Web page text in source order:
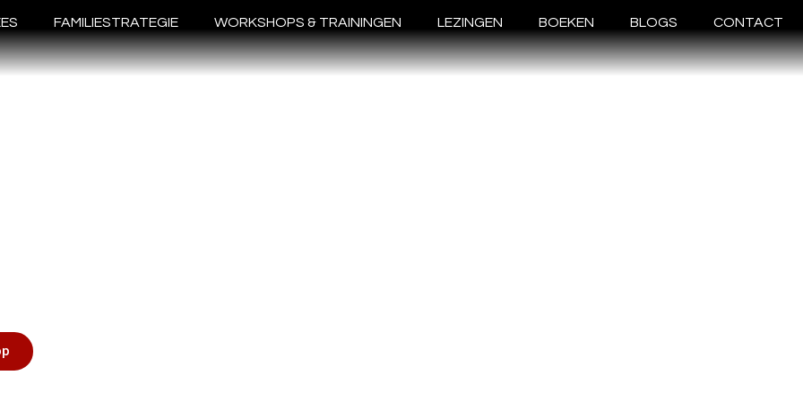
FAMILIESTRATEGIE WORKSHOPS & TRAININGEN LEZINGEN BOEKEN BLOGS CONTACT